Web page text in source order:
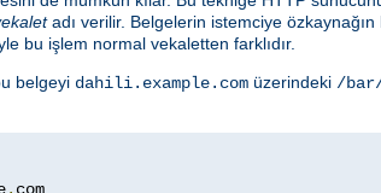
adı verilir. Belgelerin istemciye
bu işlem normal vekaletten farklıdır.
belgeyi dahili.example.com üzerindeki /
.